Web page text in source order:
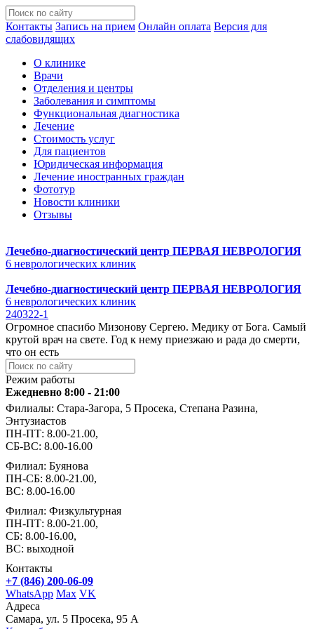
Контакты Запись на прием Онлайн оплата Версия для
слабовидящих
О клинике
Врачи
Отделения и центры
Заболевания и симптомы
Функциональная диагностика
Лечение
Стоимость услуг
Для пациентов
Юридическая информация
Лечение иностранных граждан
Фототур
Новости клиники
Отзывы
Лечебно-диагностический центр ПЕРВАЯ НЕВРОЛОГИЯ
6 неврологических клиник
Лечебно-диагностический центр ПЕРВАЯ НЕВРОЛОГИЯ
6 неврологических клиник
240322-1
Огромное спасибо Мизонову Сергею. Медику от Бога. Самый
крутой врач на свете. Год к нему приезжаю и рада до смерти,
что он есть
Режим работы
Ежедневно 8:00 - 21:00
Филиалы: Стара-Загора, 5 Просека, Степана Разина,
Энтузиастов
ПН-ПТ: 8.00-21.00,
СБ-ВС: 8.00-16.00
Филиал: Буянова
ПН-СБ: 8.00-21.00,
ВС: 8.00-16.00
Филиал: Физкультурная
ПН-ПТ: 8.00-21.00,
СБ: 8.00-16.00,
ВС: выходной
Контакты
+7 (846) 200-06-09
WhatsApp Max VK
Адреса
Самара, ул. 5 Просека, 95 А